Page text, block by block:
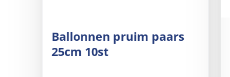
Ballonnen pruim paars
25cm 10st